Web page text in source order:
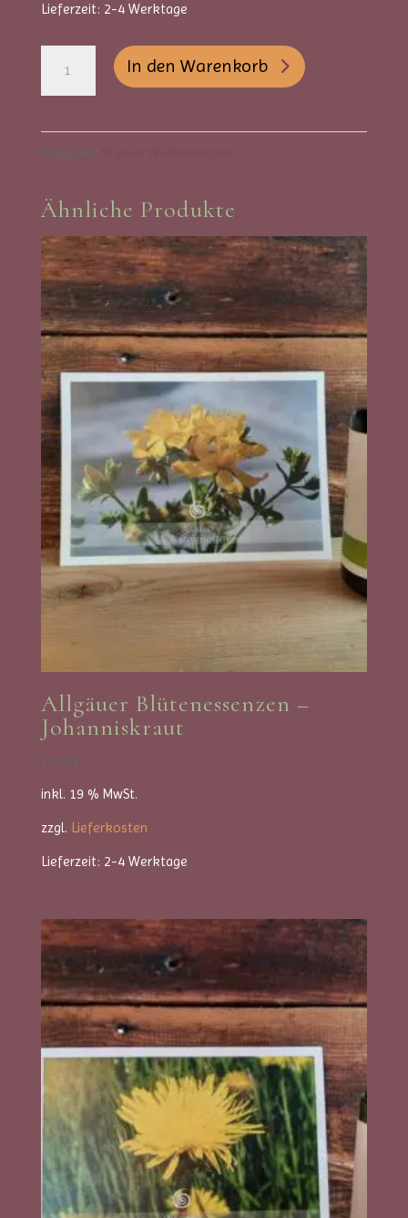
Lieferzeit: 2-4 Werktage
Blütenessenzen
Schlehe
In den Warenkorb
A
a
t
i
v
:
Kategorie:
Ähnliche Produkte
Allgäuer Blütenessenzen –
Johanniskraut
17,95 €
inkl. 19 % MwSt.
zzgl. Lieferkosten
Lieferzeit: 2-4 Werktage